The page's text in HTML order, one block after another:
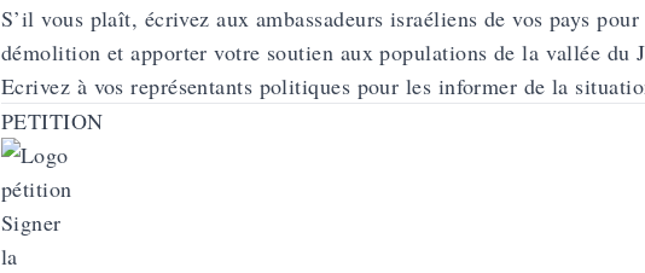
S’il vous plaît, écrivez aux ambassadeurs israéliens de vos pays
démolition et apporter votre soutien aux populations de la vallée du
Ecrivez à vos représentants politiques pour les informer de la
PETITION
Signer
la